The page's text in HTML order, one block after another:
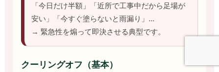
「今日だけ半額」「近所で工事中だから足場が
安い」「今すぐ塗らないと雨漏り」…
→ 緊急性を煽って即決させる典型です。
クーリングオフ（基本）